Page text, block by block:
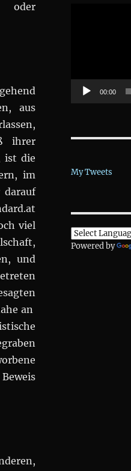
oder
aus
ihrer
ist die
im
darauf
viel
und
an
00:00
My Tweets
Powered by